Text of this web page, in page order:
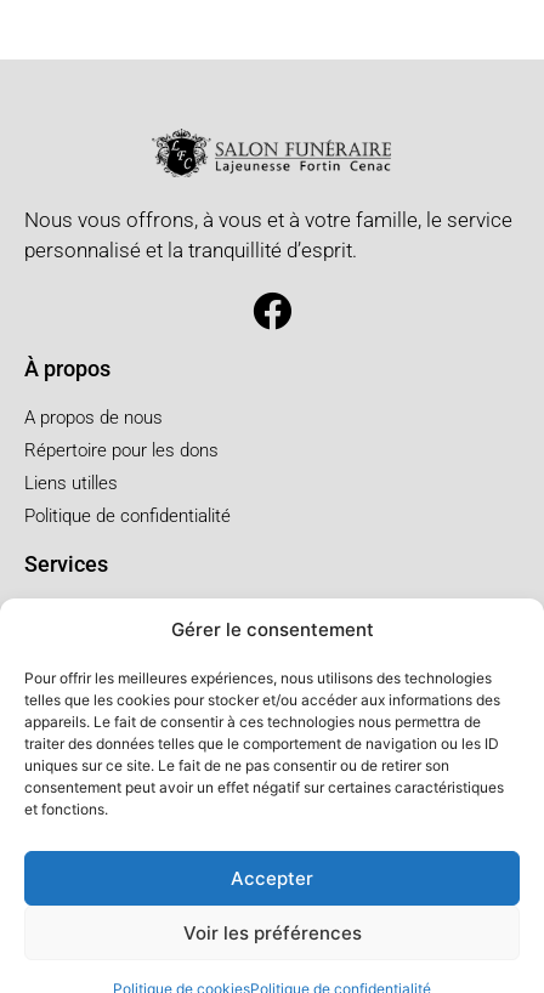
Gérer le consentement
Pour offrir les meilleures expériences, nous utilisons des technologies
telles que les cookies pour stocker et/ou accéder aux informations des
appareils. Le fait de consentir à ces technologies nous permettra de
traiter des données telles que le comportement de navigation ou les ID
uniques sur ce site. Le fait de ne pas consentir ou de retirer son
consentement peut avoir un effet négatif sur certaines caractéristiques
et fonctions.
Accepter
Voir les préférences
Politique de cookiesPolitique de confidentialité
Nous vous offrons, à vous et à votre famille, le service
personnalisé et la tranquillité d’esprit.
À propos
A propos de nous
Répertoire pour les dons
Liens utilles
Politique de confidentialité
Services
Funérailles au salon
Forfaits et prix
Forfait crémation
Forfait service à l'église